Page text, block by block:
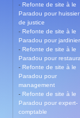
- Refonte de site à le
Paradou pour huissier
de justice
- Refonte de site à le
Paradou pour jardinier
- Refonte de site à le
Paradou pour
- Refonte de site à le
Paradou pour
management
- Refonte de site à le
Paradou pour expert-
comptable